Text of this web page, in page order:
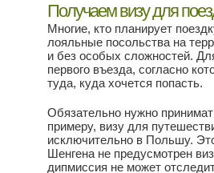
Получаем визу для
Многие, кто планирует
лояльные посольства на
и без особых сложностей.
первого въезда, согласно
туда, куда хочется попасть.
Обязательно нужно
примеру, визу для
исключительно в Польшу.
Шенгена не предусмотрен
дипмиссия не может